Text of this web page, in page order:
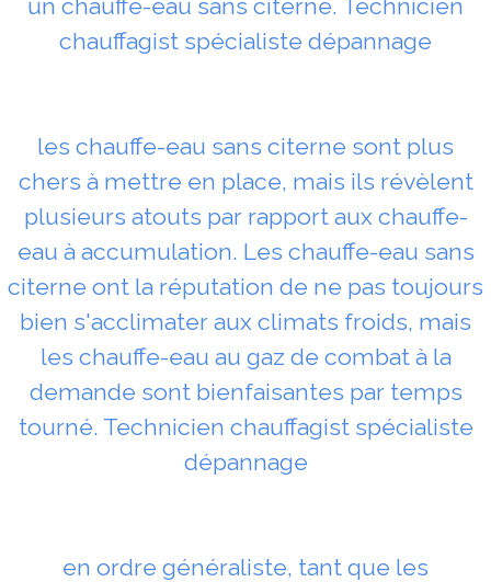
un chauffe-eau sans citerne. Technicien
chauffagist spécialiste dépannage
les chauffe-eau sans citerne sont plus
chers à mettre en place, mais ils révèlent
plusieurs atouts par rapport aux chauffe-
eau à accumulation. Les chauffe-eau sans
citerne ont la réputation de ne pas toujours
bien s'acclimater aux climats froids, mais
les chauffe-eau au gaz de combat à la
demande sont bienfaisantes par temps
tourné. Technicien chauffagist spécialiste
dépannage
en ordre généraliste, tant que les